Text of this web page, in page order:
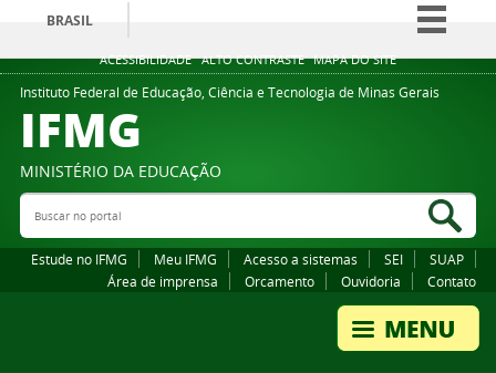
ACESSIBILIDADE ALTO CONTRASTE MAPA DO SITE
BRASIL
Simplifique!
Comunica BR
Legislação
Instituto Federal de Educação, Ciência e Tecnologia de Minas Gerais
IFMG
MINISTÉRIO DA EDUCAÇÃO
Buscar no portal
Estude no IFMG Meu IFMG Acesso a sistemas SEI
SUAP
Área de imprensa
Orcamento Ouvidoria Contato